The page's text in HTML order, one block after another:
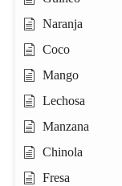
Naranja
Coco
Mango
Lechosa
Manzana
Chinola
Fresa